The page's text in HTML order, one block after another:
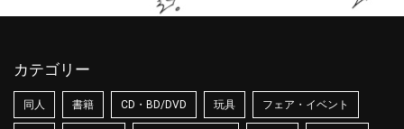
カテゴリー
同人 書籍 CD・BD/DVD 玩具 フェア・イベント